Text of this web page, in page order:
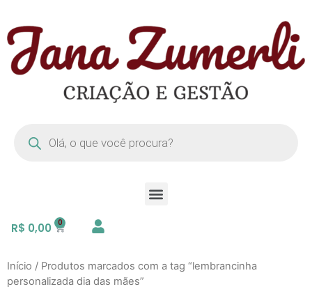
R$ 0,00
Início / Produtos marcados com a tag “lembrancinha
personalizada dia das mães”